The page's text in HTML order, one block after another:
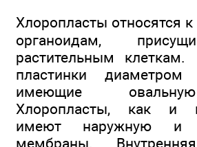
Хлоропласты относятся
органоидам,
растительным
пластинки
имеющие
Хлоропласты, как и
имеют наружную и
мембраны.